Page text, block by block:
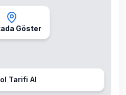
Göster
Tarifi Al